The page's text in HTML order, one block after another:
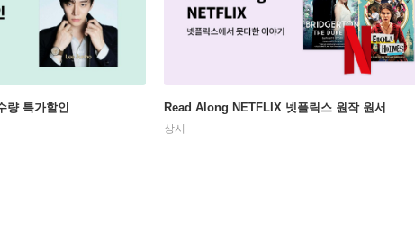
량 특가할인 Read Along NETFLIX 넷플릭스 원작 원서
상시